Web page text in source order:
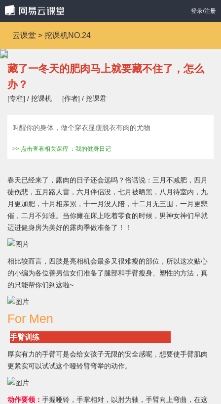
登录/注册
云课堂 > 挖课机NO.24
藏了一冬天的肥肉马上就要藏不住了，怎么
办？
[专栏] / 挖课机 [作者] / 挖课君
叫醒你的身体，做个穿衣显瘦脱衣有肉的尤物
>> 点击查看相关课程 ：我的健身日记
春天已经来了，露肉的日子还会远吗？俗话说：三月不减肥，四月
徒伤悲，五月路人雷，六月伴侣没，七月被晒黑，八月待室内，九
月更加肥，十月相亲累，十一月没人陪，十二月无三围，一月更悲
催，二月不知谁。当你瘫在床上吃着零食的时候，男神女神们早就
迈进健身房为美好的露肉季做准备了！！
相比较而言，四肢是亮相机会最多又很难瘦的部位，所以这次贴心
的小编为各位善男信女们准备了腿部和手臂瘦身、塑性的方法，真
的只能帮你们到这啦~
For Men
手臂训练
厚实有力的手臂可是会给女孩子无限的安全感呢，想要使手臂肌肉
更紧实可以试试这个哑铃臂弯举的动作。
动作要领： 手握哑铃，手掌相对，以肘为轴，手臂向上弯曲，在这